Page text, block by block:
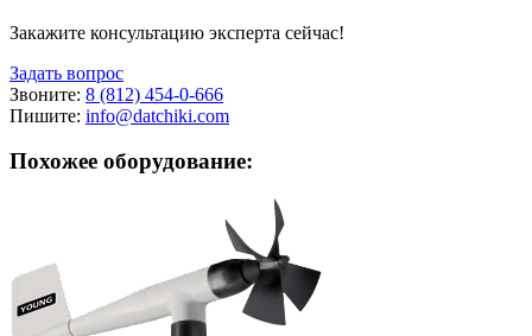
Закажите консультацию эксперта сейчас!
Задать вопрос
Звоните: 8 (812) 454-0-666
Пишите: info@datchiki.com
Похожее оборудование: